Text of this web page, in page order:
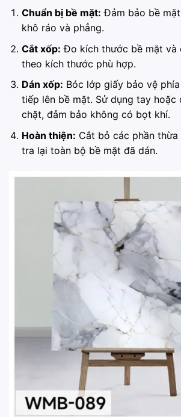
Chuẩn bị bề mặt: Đảm bảo bề
khô ráo và phẳng.
Cắt xốp: Đo kích thước bề mặt và
theo kích thước phù hợp.
Dán xốp: Bóc lớp giấy bảo vệ
tiếp lên bề mặt. Sử dụng tay hoặc
chặt, đảm bảo không có bọt khí.
Hoàn thiện: Cắt bỏ các phần thừa
tra lại toàn bộ bề mặt đã dán.